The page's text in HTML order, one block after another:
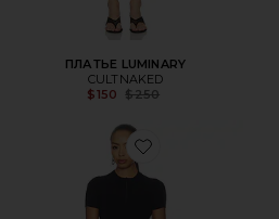
ПЛАТЬЕ LUMINARY
CULTNAKED
$150
Previous price:
$250
Favorite ПЛАТЬЕ DRESS